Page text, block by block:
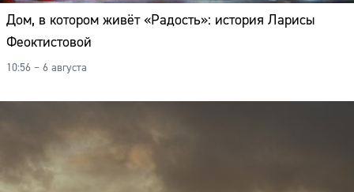
Дом, в котором живёт «Радость»: история Ларисы
Феоктистовой
10:56 – 6 августа